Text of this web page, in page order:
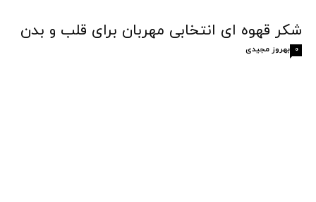
شکر قهوه‌ ای انتخابی مهربان برای قلب و بدن
بهروز مجیدی 0